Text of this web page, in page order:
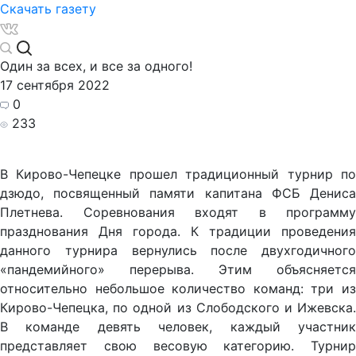
Скачать газету
Один за всех, и все за одного!
17 сентября 2022
0
233
В Кирово-Чепецке прошел традиционный турнир по
дзюдо, посвященный памяти капитана ФСБ Дениса
Плетнева. Соревнования входят в программу
празднования Дня города. К традиции проведения
данного турнира вернулись после двухгодичного
«пандемийного» перерыва. Этим объясняется
относительно небольшое количество команд: три из
Кирово-Чепецка, по одной из Слободского и Ижевска.
В команде девять человек, каждый участник
представляет свою весовую категорию. Турнир